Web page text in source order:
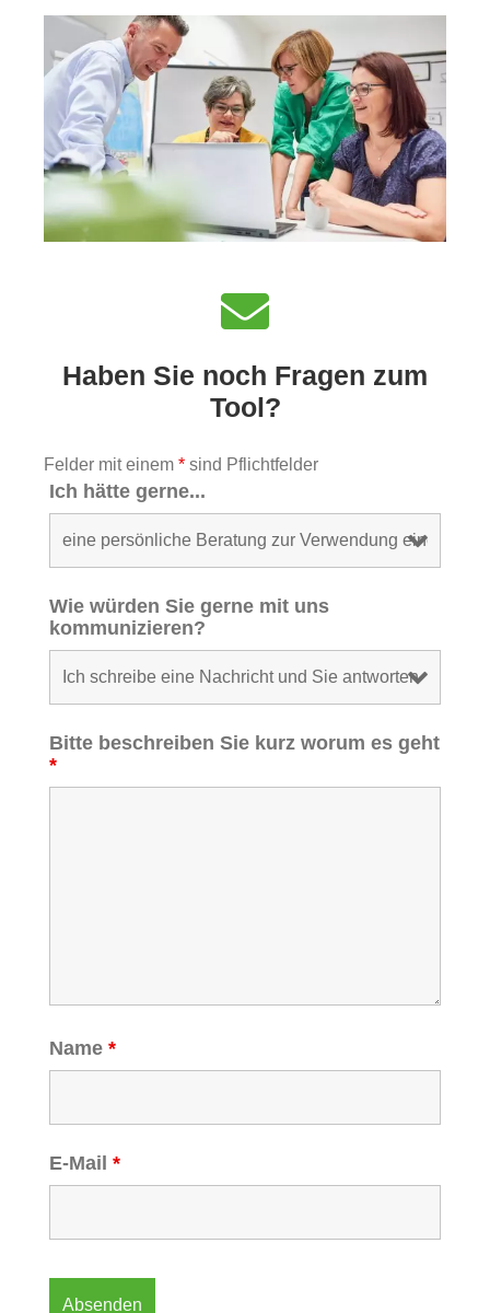
Haben Sie noch Fragen zum
Tool?
Felder mit einem * sind Pflichtfelder
Ich hätte gerne...
Wie würden Sie gerne mit uns
kommunizieren?
Bitte beschreiben Sie kurz worum es geht
*
Name *
E-Mail *